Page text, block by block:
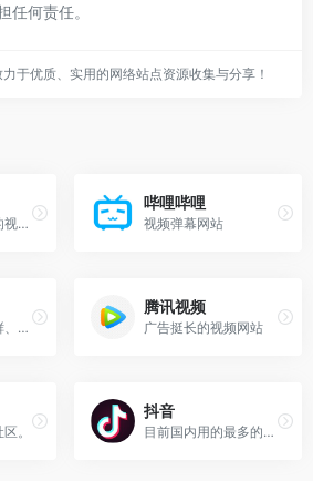
任何责任。
于优质、实用的网络站点资源收集与分享！
广告相对少一点的视频站
哔哩哔哩
视频弹幕网站
荟萃天涯社区新鲜、火热、有趣的内容
腾讯视频
广告挺长的视频网站
。
抖音
目前国内用的最多的短视频平台